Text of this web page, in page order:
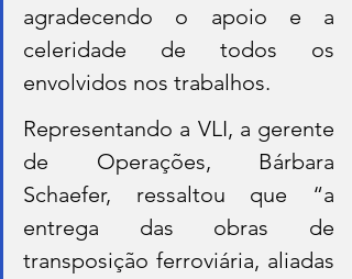
agradecendo o apoio e a
celeridade de todos os
envolvidos nos trabalhos.
Representando a VLI, a gerente
de Operações, Bárbara
Schaefer, ressaltou que “a
entrega das obras de
transposição ferroviária, aliadas